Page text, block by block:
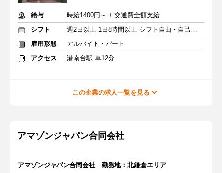
給与
時給1400円～ + 交通費全額支給
シフト
週2日以上 1日8時間以上 シフト自由・自己申告
雇用形態
アルバイト・パート
アクセス
港南台駅 車12分
この企業の求人一覧を見る
アマゾンジャパン合同会社
アマゾンジャパン合同会社 勤務地：北鎌倉エリア